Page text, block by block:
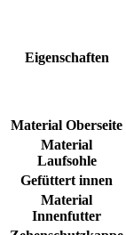
Eigenschaften
Material Oberseite
Material
Laufsohle
Gefüttert innen
Material
Innenfutter